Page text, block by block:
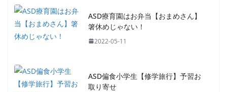
ASD療育園はお弁当【おまめさん】
箸休めじゃない！
2022-05-11
ASD偏食小学生【修学旅行】予習お
取り寄せ